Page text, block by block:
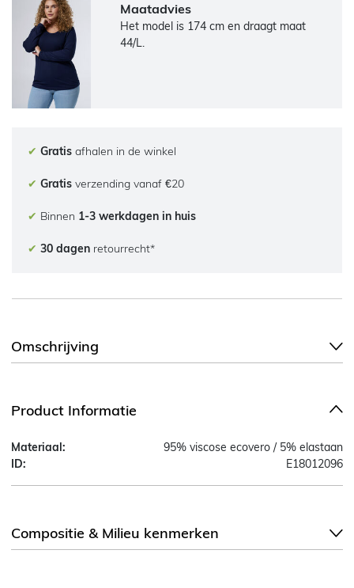
Maatadvies
Het model is 174 cm en draagt maat
44/L.
✔ Gratis afhalen in de winkel
✔ Gratis verzending vanaf €20
✔ Binnen 1-3 werkdagen in huis
✔ 30 dagen retourrecht*
Omschrijving
Product Informatie
Materiaal:
95% viscose ecovero / 5% elastaan
ID:
E18012096
Compositie & Milieu kenmerken